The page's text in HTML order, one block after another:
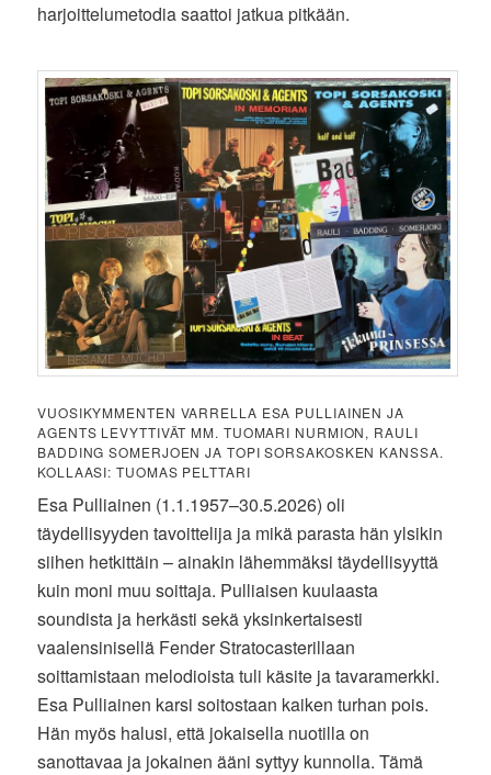
harjoittelumetodia saattoi jatkua pitkään.
VUOSIKYMMENTEN VARRELLA ESA PULLIAINEN JA
AGENTS LEVYTTIVÄT MM. TUOMARI NURMION, RAULI
BADDING SOMERJOEN JA TOPI SORSAKOSKEN KANSSA.
KOLLAASI: TUOMAS PELTTARI
Esa Pulliainen (1.1.1957–30.5.2026) oli
täydellisyyden tavoittelija ja mikä parasta hän ylsikin
siihen hetkittäin – ainakin lähemmäksi täydellisyyttä
kuin moni muu soittaja. Pulliaisen kuulaasta
soundista ja herkästi sekä yksinkertaisesti
vaalensinisellä Fender Stratocasterillaan
soittamistaan melodioista tuli käsite ja tavaramerkki.
Esa Pulliainen karsi soitostaan kaiken turhan pois.
Hän myös halusi, että jokaisella nuotilla on
sanottavaa ja jokainen ääni syttyy kunnolla. Tämä